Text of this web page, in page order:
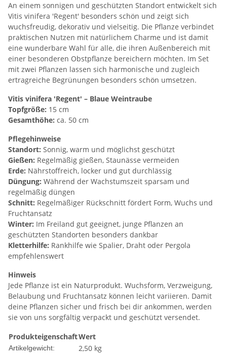
An einem sonnigen und geschützten Standort entwickelt sich
Vitis vinifera 'Regent' besonders schön und zeigt sich
wuchsfreudig, dekorativ und vielseitig. Die Pflanze verbindet
praktischen Nutzen mit natürlichem Charme und ist damit
eine wunderbare Wahl für alle, die ihren Außenbereich mit
einer besonderen Obstpflanze bereichern möchten. Im Set
mit zwei Pflanzen lassen sich harmonische und zugleich
ertragreiche Begrünungen besonders schön umsetzen.
Vitis vinifera 'Regent' – Blaue Weintraube
Topfgröße: 15 cm
Gesamthöhe: ca. 50 cm
Pflegehinweise
Standort: Sonnig, warm und möglichst geschützt
Gießen: Regelmäßig gießen, Staunässe vermeiden
Erde: Nährstoffreich, locker und gut durchlässig
Düngung: Während der Wachstumszeit sparsam und
regelmäßig düngen
Schnitt: Regelmäßiger Rückschnitt fördert Form, Wuchs und
Fruchtansatz
Winter: Im Freiland gut geeignet, junge Pflanzen an
geschützten Standorten besonders dankbar
Kletterhilfe: Rankhilfe wie Spalier, Draht oder Pergola
empfehlenswert
Hinweis
Jede Pflanze ist ein Naturprodukt. Wuchsform, Verzweigung,
Belaubung und Fruchtansatz können leicht variieren. Damit
deine Pflanzen sicher und frisch bei dir ankommen, werden
sie von uns sorgfältig verpackt und geschützt versendet.
ProdukteigenschaftWert
Artikelgewicht: 2,50 kg